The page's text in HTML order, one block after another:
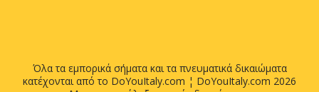
Όλα τα εμπορικά σήματα και τα πνευματικά δικαιώματα
κατέχονται από το DoYouItaly.com ¦ DoYouItaly.com 2026